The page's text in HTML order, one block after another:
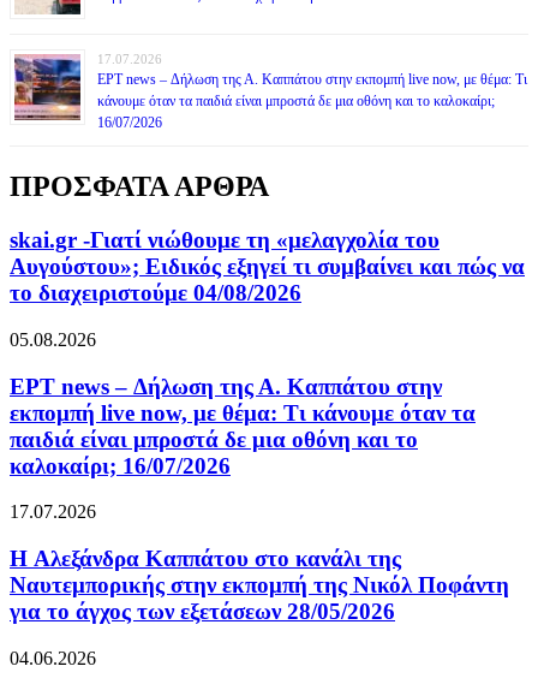
17.07.2026
ΕΡΤ news – Δήλωση της Α. Καππάτου στην εκπομπή live now, με θέμα: Τι
κάνουμε όταν τα παιδιά είναι μπροστά δε μια οθόνη και το καλοκαίρι;
16/07/2026
ΠΡΟΣΦΑΤΑ ΑΡΘΡΑ
skai.gr -Γιατί νιώθουμε τη «μελαγχολία του
Αυγούστου»; Ειδικός εξηγεί τι συμβαίνει και πώς να
το διαχειριστούμε 04/08/2026
05.08.2026
ΕΡΤ news – Δήλωση της Α. Καππάτου στην
εκπομπή live now, με θέμα: Τι κάνουμε όταν τα
παιδιά είναι μπροστά δε μια οθόνη και το
καλοκαίρι; 16/07/2026
17.07.2026
H Αλεξάνδρα Καππάτου στο κανάλι της
Ναυτεμπορικής στην εκπομπή της Νικόλ Ποφάντη
για το άγχος των εξετάσεων 28/05/2026
04.06.2026